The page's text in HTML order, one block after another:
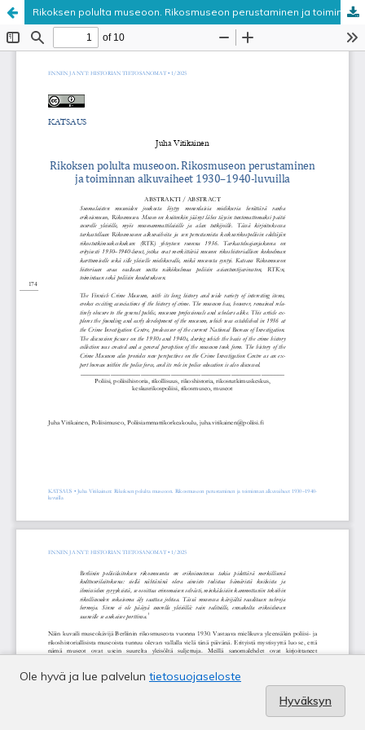
Rikoksen polulta museoon. Rikosmuseon perustaminen ja toiminnan alkuvaiheet 1930–1940-luvuilla
Ole hyvä ja lue palvelun tietosuojaseloste
Hyväksyn
Palvelua ylläpitääTieteellisten seurain valtuuskunta